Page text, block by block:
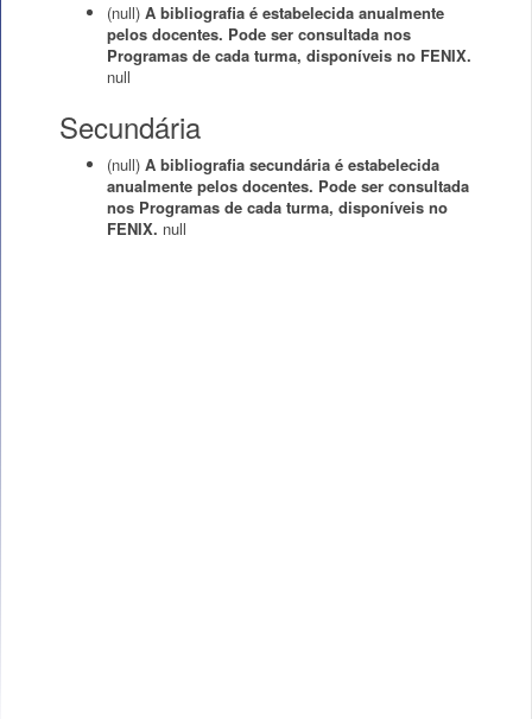
(null) A bibliografia é estabelecida anualmente
pelos docentes. Pode ser consultada nos
Programas de cada turma, disponíveis no FENIX.
null
Secundária
(null) A bibliografia secundária é estabelecida
anualmente pelos docentes. Pode ser consultada
nos Programas de cada turma, disponíveis no
FENIX. null